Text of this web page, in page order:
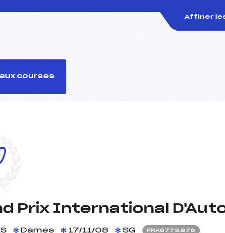
Affiner
courses
Prix International
Dames 17/11/08 SG FRA6773.876